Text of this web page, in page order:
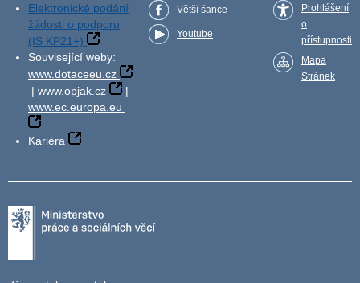
Elektronické podání
žádosti o podporu
(IS KP21+)
Související weby:
www.dotaceeu.cz
| www.opjak.cz
|
www.ec.europa.eu
Kariéra
Větší šance
Youtube
Prohlášení
o
přístupnosti
Mapa
Stránek